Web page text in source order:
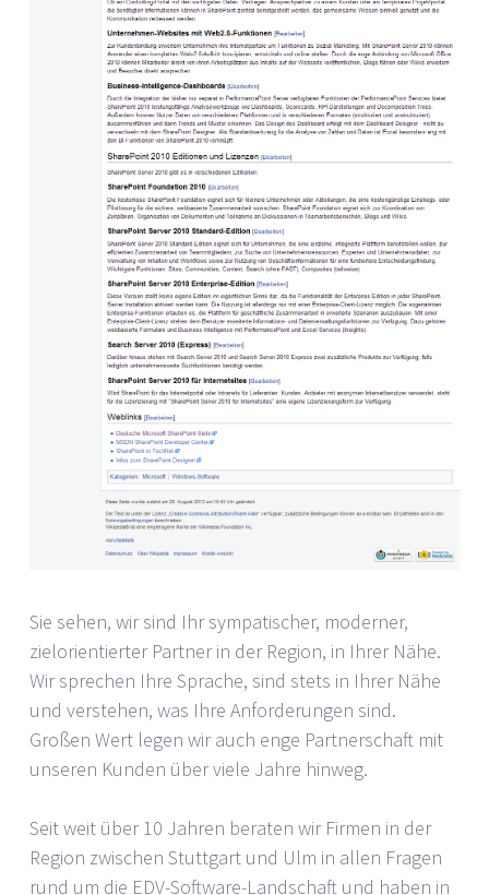
Sie sehen, wir sind Ihr sympatischer, moderner,
zielorientierter Partner in der Region, in Ihrer Nähe.
Wir sprechen Ihre Sprache, sind stets in Ihrer Nähe
und verstehen, was Ihre Anforderungen sind.
Großen Wert legen wir auch enge Partnerschaft mit
unseren Kunden über viele Jahre hinweg.
Seit weit über 10 Jahren beraten wir Firmen in der
Region zwischen Stuttgart und Ulm in allen Fragen
rund um die EDV-Software-Landschaft und haben in